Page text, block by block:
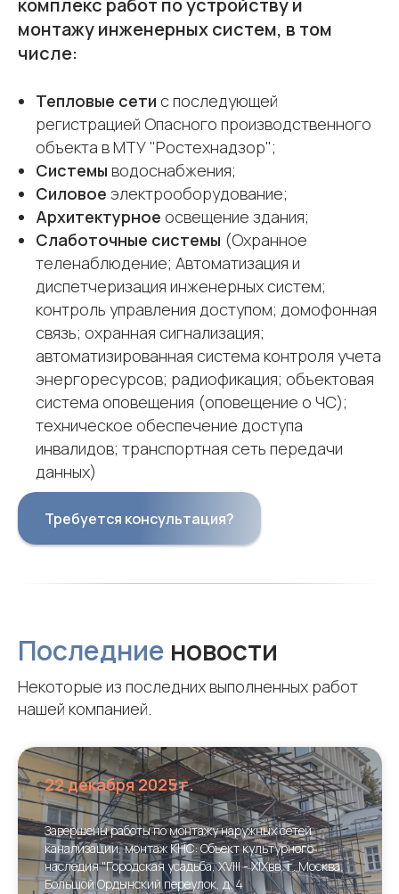
монтажу инженерных систем, в том
числе:
Тепловые сети с последующей
регистрацией Опасного производственного
объекта в МТУ "Ростехнадзор";
Системы водоснабжения;
Силовое электрооборудование;
Архитектурное освещение здания;
Слаботочные системы (Охранное
теленаблюдение; Автоматизация и
диспетчеризация инженерных систем;
контроль управления доступом; домофонная
связь; охранная сигнализация;
автоматизированная система контроля учета
энергоресурсов; радиофикация; объектовая
система оповещения (оповещение о ЧС);
техническое обеспечение доступа
инвалидов; транспортная сеть передачи
данных)
Требуется консультация?
Последние новости
Некоторые из последних выполненных работ
нашей компанией.
22 декабря 2025 г.
Завершены работы по монтажу наружных сетей
канализации, монтаж КНС: Объект культурного
наследия "Городская усадьба, XVIII - XIXвв, г. Москва,
Большой Ордынский переулок, д. 4